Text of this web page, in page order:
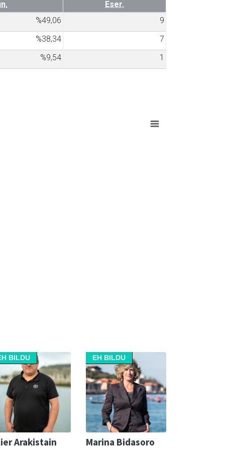
Eser.
%49,06
9
%38,34
7
%9,54 1
BILDU
Arakistain
EH BILDU
Marina Bidasoro